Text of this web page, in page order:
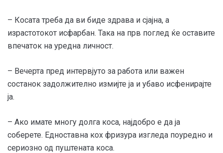
– Косата треба да ви биде здрава и сјајна, а
израстотокот исфарбан. Така на прв поглед ќе оставите
впечаток на уредна личност.
– Вечерта пред интервјуто за работа или важен
состанок задолжително измијте ја и убаво исфенирајте
ја.
– Ако имате многу долга коса, најдобро е да ја
соберете. Едноставна кох фризура изгледа поуредно и
сериозно од пуштената коса.